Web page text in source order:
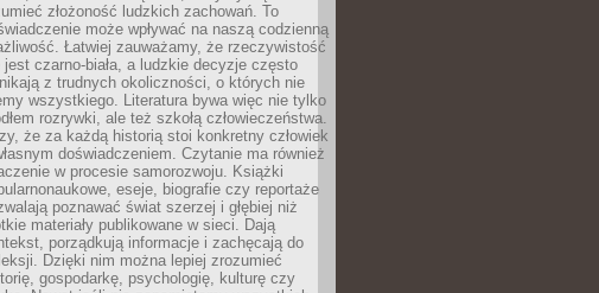
złożoność ludzkich zachowań. To
może wpływać na naszą codzienną
Łatwiej zauważamy, że rzeczywistość
jest czarno-biała, a ludzkie decyzje często
z trudnych okoliczności, o których nie
wszystkiego. Literatura bywa więc nie tylko
rozrywki, ale też szkołą człowieczeństwa.
że za każdą historią stoi konkretny człowiek
doświadczeniem. Czytanie ma również
w procesie samorozwoju. Książki
eseje, biografie czy reportaże
poznawać świat szerzej i głębiej niż
materiały publikowane w sieci. Dają
porządkują informacje i zachęcają do
Dzięki nim można lepiej zrozumieć
gospodarkę, psychologię, kulturę czy